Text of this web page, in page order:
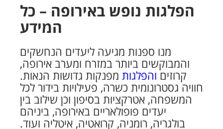
הפלגות נופש באירופה – כל
המידע
מנו ספנות מגיעה ליעדים הנחשקים
והמבוקשים ביותר במזרח ומערב אירופה,
קרוזים והפלגות מפנקות גדושות הנאות.
חוויה גסטרונומית כשרה, פעילויות בידור לכל
המשפחה, אטרקציות בסיפון וכן שילוב בין
יעדים פופולאריים באירופה, ביניהם
בולגריה, רומניה, קרואטיה, איטליה ועוד.